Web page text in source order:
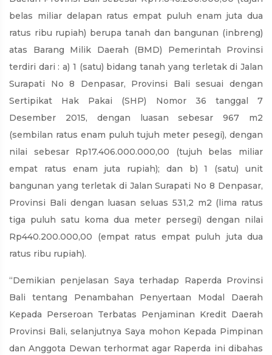
belas miliar delapan ratus empat puluh enam juta dua
ratus ribu rupiah) berupa tanah dan bangunan (inbreng)
atas Barang Milik Daerah (BMD) Pemerintah Provinsi
terdiri dari : a) 1 (satu) bidang tanah yang terletak di Jalan
Surapati No 8 Denpasar, Provinsi Bali sesuai dengan
Sertipikat Hak Pakai (SHP) Nomor 36 tanggal 7
Desember 2015, dengan luasan sebesar 967 m2
(sembilan ratus enam puluh tujuh meter pesegi), dengan
nilai sebesar Rp17.406.000.000,00 (tujuh belas miliar
empat ratus enam juta rupiah); dan b) 1 (satu) unit
bangunan yang terletak di Jalan Surapati No 8 Denpasar,
Provinsi Bali dengan luasan seluas 531,2 m2 (lima ratus
tiga puluh satu koma dua meter persegi) dengan nilai
Rp440.200.000,00 (empat ratus empat puluh juta dua
ratus ribu rupiah).
“Demikian penjelasan Saya terhadap Raperda Provinsi
Bali tentang Penambahan Penyertaan Modal Daerah
Kepada Perseroan Terbatas Penjaminan Kredit Daerah
Provinsi Bali, selanjutnya Saya mohon Kepada Pimpinan
dan Anggota Dewan terhormat agar Raperda ini dibahas